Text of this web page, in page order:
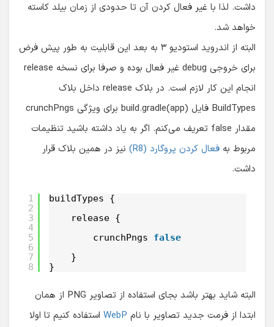
داشت. لذا با غیر فعال کردن آن تا حدودی از زمان بیلد کاسته
خواهد شد.
البته از اندروید استودیو ۳ به بعد این قابلیت به طور پیش فرض
برای خروجی debug غیر فعال بوده و صرفا برای نسخه release
انجام این کار لازم است. در بلاک release داخل بلاک
BuildTypes فایل build.gradle(app) برای ویژگی crunchPngs
مقدار false تعریف می‌کنم. اگر به یاد داشته باشید تنظیمات
مربوط به فعال کردن پروگارد (R8)
نیز در همین بلاک قرار
داشت.
1
2
3
4
5
6
7
8
buildTypes {
release {
crunchPngs false
}
}
البته شاید بهتر باشد بجای استفاده از تصاویر PNG از همان
ابتدا از فرمت جدید تصاویر با نام WebP استفاده کنیم تا اولا